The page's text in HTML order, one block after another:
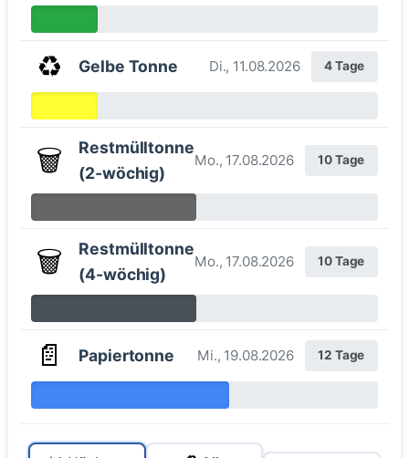
♻️ Gelbe Tonne Di., 11.08.2026 4 Tage
🗑️
Restmülltonne
(2-wöchig)
Mo., 17.08.2026 10 Tage
🗑️
Restmülltonne
(4-wöchig)
Mo., 17.08.2026 10 Tage
📄 Papiertonne Mi., 19.08.2026 12 Tage